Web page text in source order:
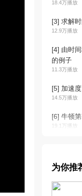
18.4万播放
[3] 求解
12.9万播放
[4] 由时
的例子
11.3万播放
[5] 加速度
14.5万播放
[6] 牛顿
19.1万播放
[8] 牛顿第
12.5万播放
为你推